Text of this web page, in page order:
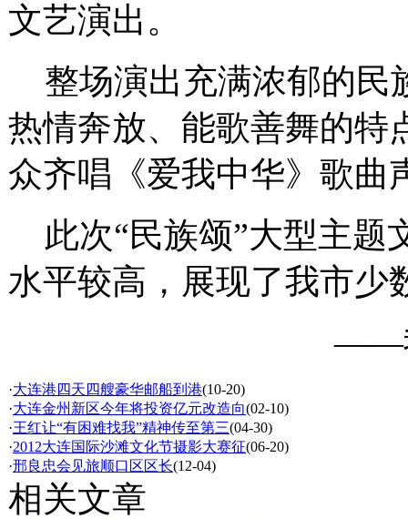
文艺演出。
整场演出充满浓郁的民
热情奔放、能歌善舞的特
众齐唱《爱我中华》歌曲
此次“民族颂”大型主题
水平较高，展现了我市少
——
·大连港四天四艘豪华邮船到港(10-20)
·大连金州新区今年将投资亿元改造向(02-10)
·王红让“有困难找我”精神传至第三(04-30)
·2012大连国际沙滩文化节摄影大赛征(06-20)
·邢良忠会见旅顺口区区长(12-04)
相关文章